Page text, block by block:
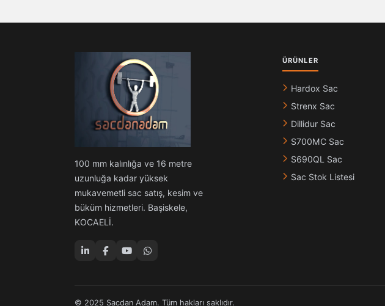
100 mm kalınlığa ve 16 metre
uzunluğa kadar yüksek
mukavemetli sac satış, kesim ve
büküm hizmetleri. Başiskele,
KOCAELİ.
ÜRÜNLER
Hardox Sac
Strenx Sac
Dillidur Sac
S700MC Sac
S690QL Sac
Sac Stok Listesi
© 2025 Sacdan Adam. Tüm hakları saklıdır.